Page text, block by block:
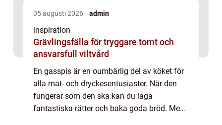
05 augusti 2026 admin
inspiration
Grävlingsfälla för tryggare tomt och
ansvarsfull viltvård
En gasspis är en oumbärlig del av köket för
alla mat- och dryckesentusiaster. När den
fungerar som den ska kan du laga
fantastiska rätter och baka goda bröd. Men